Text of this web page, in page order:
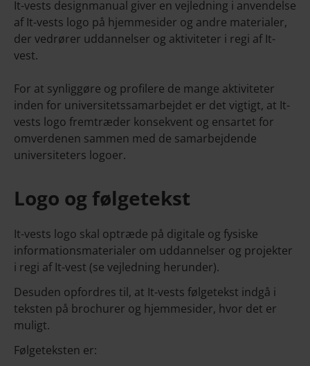
It-vests designmanual giver en vejledning i anvendelse
af It-vests logo på hjemmesider og andre materialer,
der vedrører uddannelser og aktiviteter i regi af It-
vest.
For at synliggøre og profilere de mange aktiviteter
inden for universitetssamarbejdet er det vigtigt, at It-
vests logo fremtræder konsekvent og ensartet for
omverdenen sammen med de samarbejdende
universiteters logoer.
Logo og følgetekst
It-vests logo skal optræde på digitale og fysiske
informationsmaterialer om uddannelser og projekter
i regi af It-vest (se vejledning herunder).
Desuden opfordres til, at It-vests følgetekst indgå i
teksten på brochurer og hjemmesider, hvor det er
muligt.
Følgeteksten er: